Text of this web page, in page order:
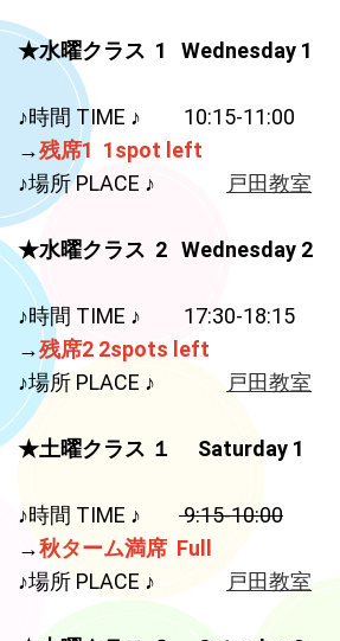
春ターム生徒募集開始♪ 無料体験は3月7日
も満席になっているクラスもあります！ お
2022.07.22
オンラインクラススタートしました！ 水曜
曜日9:00~9:30 週2回のレッスン。働くマ
す♡
2022.07.04
秋タームの体験会開催します！8月16日か
ラス、水曜クラス、土曜クラスと、それぞ
ますのでご確認ください♡
2022.06.08
移転します！逗子市の教室を2022年春ター
戸田市に教室を移転することになりました
ては準備が整いましたらあらためてお知ら
2022年度新規募集開始しました！ 17:30か
ます！ 無料体験は2月14日から受け付けま
から体験レッスンは終了いたしますので、
♡
★水曜クラス 1 Wednesday 1
♪時間 TIME ♪ 10:15-11:00
→残席1 1spot left
♪場所 PLACE ♪
戸田教室
★水曜クラス 2 Wednesday 2
♪時間 TIME ♪ 17:30-18:15
→残席2 2spots left
♪場所 PLACE ♪
戸田教室
★土曜クラス １ Saturday 1
♪時間 TIME ♪ 9:15-10:00
→秋ターム満席 Full
♪場所 PLACE ♪
戸田教室